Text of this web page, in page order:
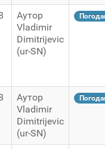
Аутор
Vladimir
Dimitrijevic
(ur-SN)
Аутор
Vladimir
Dimitrijevic
(ur-SN)